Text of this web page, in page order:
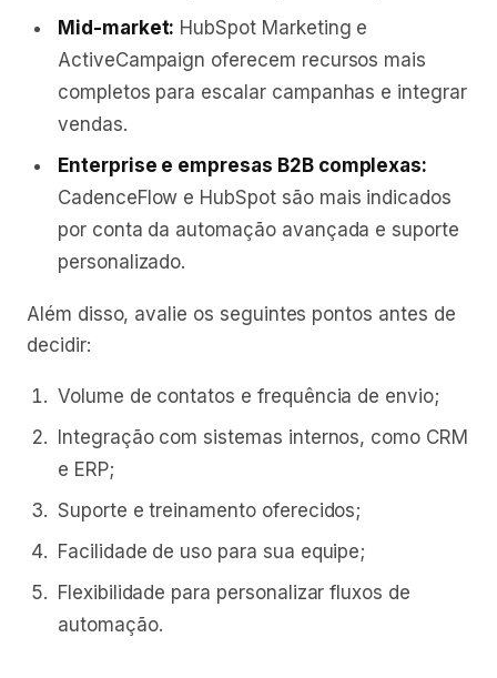
Mid-market: HubSpot Marketing e
ActiveCampaign oferecem recursos mais
completos para escalar campanhas e integrar
vendas.
Enterprise e empresas B2B complexas:
CadenceFlow e HubSpot são mais indicados
por conta da automação avançada e suporte
personalizado.
Além disso, avalie os seguintes pontos antes de
decidir:
Volume de contatos e frequência de envio;
Integração com sistemas internos, como CRM
e ERP;
Suporte e treinamento oferecidos;
Facilidade de uso para sua equipe;
Flexibilidade para personalizar fluxos de
automação.